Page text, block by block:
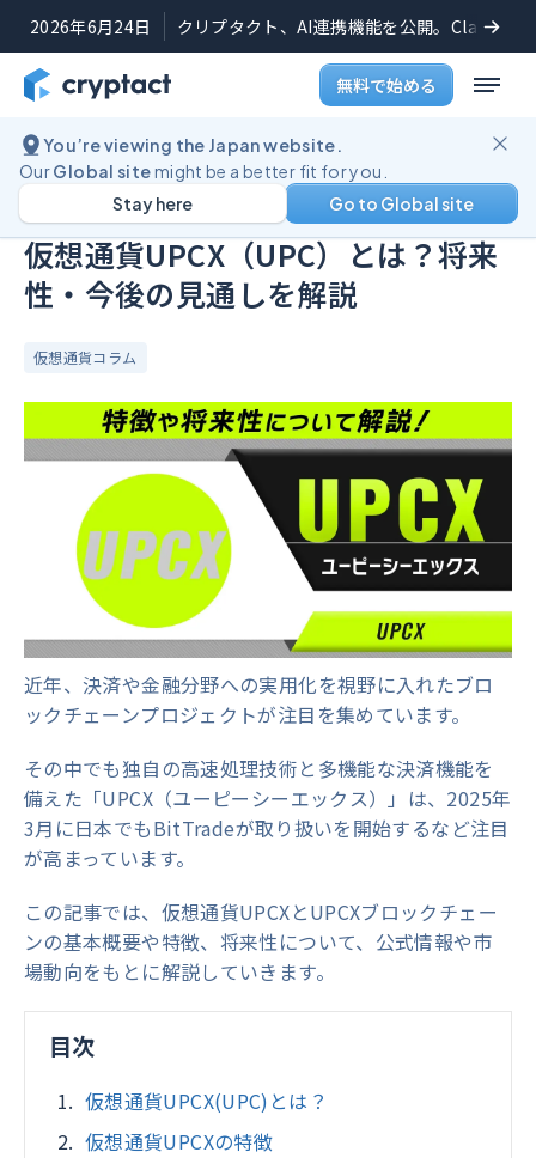
2026年6月24日 クリプタクト、AI連携機能を公開。Claude
無料で始める
You’re viewing the Japan website.
OurGlobal sitemight be a better fit for you.
Go to Global site
Stay here
ブログ
公開日:2025年5月7日(最終更新日:2025年9月24日
仮想通貨UPCX（UPC）とは？将来
性・今後の見通しを解説
仮想通貨コラム
近年、決済や金融分野への実用化を視野に入れたブロ
ックチェーンプロジェクトが注目を集めています。
その中でも独自の高速処理技術と多機能な決済機能を
備えた「UPCX（ユーピーシーエックス）」は、2025年
3月に日本でもBitTradeが取り扱いを開始するなど注目
が高まっています。
この記事では、仮想通貨UPCXとUPCXブロックチェー
ンの基本概要や特徴、将来性について、公式情報や市
場動向をもとに解説していきます。
目次
仮想通貨UPCX(UPC)とは？
仮想通貨UPCXの特徴